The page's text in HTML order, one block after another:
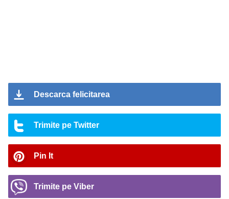
Descarca felicitarea
Trimite pe Twitter
Pin It
Trimite pe Viber